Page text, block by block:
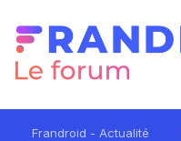
Frandroid - Actualité